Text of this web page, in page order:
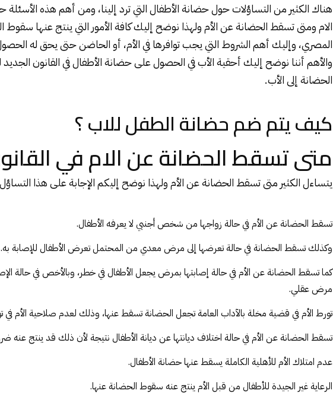
هناك الكثير من التساؤلات حول حضانة الأطفال التي ترد إلينا، ومن أهم هذه
الام ومتى تسقط الحضانة عن الأم ولهذا نوضح إليك كافة الأمور التي ينتج عنها سقوط
المصري، وإليك أهم الشروط التي يجب توافرها في الأم، أو الحاضن حتى يحق له
والأهم أننا نوضح إليك أحقية الأب في الحصول على حضانة الأطفال في القانون
الحضانة إلى الأب.
كيف يتم ضم حضانة الطفل للاب ؟
متى تسقط الحضانة عن الام في
يتساءل الكثير متى تسقط الحضانةعن الأم ولهذا نوضح إليكم الإجابة على هذا التساؤل
تسقط الحضانة عن الأم في حالة زواجها من شخص أجنبي لا يعرفه الأطفال.
وكذلك تسقط الحضانة في حالة تعرضها إلى مرض معدي من المحتمل تعرض الأطفال للإصابة به.
كما تسقط الحضانة عن الأم في حالة إصابتها بمرض يجعل الأطفال في خطر، وبالأخص في حالة
مرض عقلي.
تورط الأم في قضية مخلة بالآداب العامة تجعل الحضانة تسقط عنها، وذلك لعدم صلاحية الأم في
تسقط الحضانة عن الأم في حالة اختلاف ديانتها عن ديانة الأطفال نتيجة لأن ذلك قد ينتج عنه
عدم امتلاك الأم للأهلية الكاملة يسقط عنهاحضانة الأطفال.
الرعاية غير الجيدة للأطفال من قبل الأم ينتج عنه سقوط الحضانة عنها.